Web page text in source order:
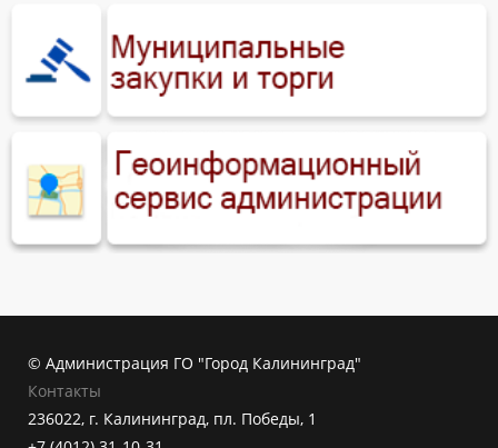
© Администрация ГО "Город Калининград"
Контакты
236022, г. Калининград, пл. Победы, 1